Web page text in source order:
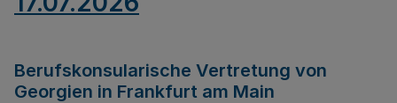
Berufskonsularische Vertretung von
Georgien in Frankfurt am Main